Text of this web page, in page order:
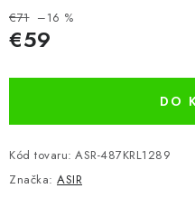
€71 –16 %
€59
DO
Kód tovaru: ASR-487KRL1289
Značka: ASIR